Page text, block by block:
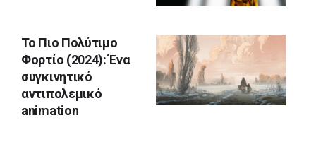
Το Πιο Πολύτιμο
Φορτίο (2024): Ένα
συγκινητικό
αντιπολεμικό
animation